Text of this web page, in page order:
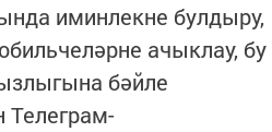
иминлекне булдыру,
ачыклау, бу
бәйле
Телеграм-